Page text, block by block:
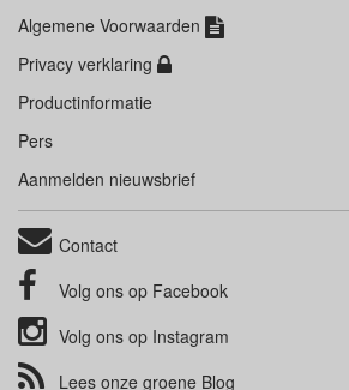
Algemene Voorwaarden
Privacy verklaring
Productinformatie
Pers
Aanmelden nieuwsbrief
Contact
Volg ons op Facebook
Volg ons op Instagram
Lees onze groene Blog